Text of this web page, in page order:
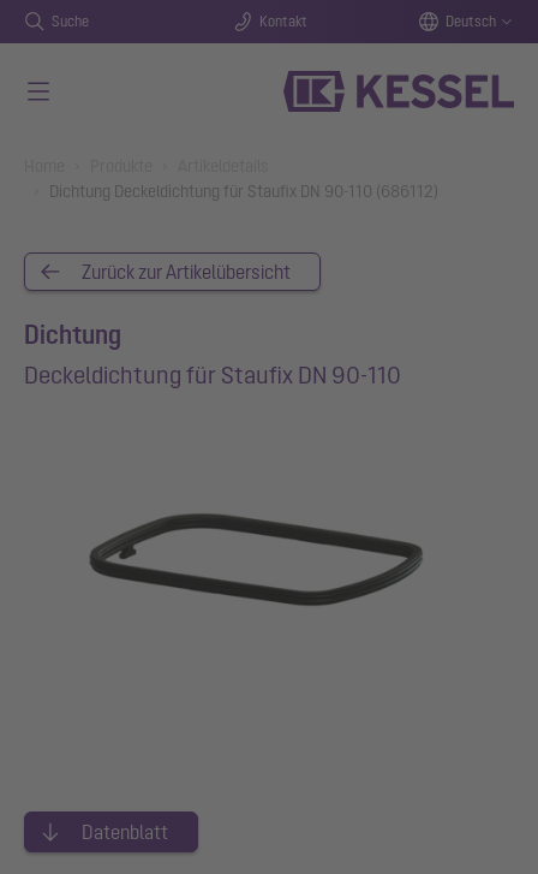
Suche Kontakt Deutsch
Dichtung Deckeldichtung für Staufix DN 90-110 (686112)
Zurück zur Artikelübersicht
Dichtung
Deckeldichtung für Staufix DN 90-110
Datenblatt